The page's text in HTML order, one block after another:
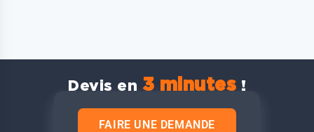
Devis en 3 minutes !
FAIRE UNE DEMANDE